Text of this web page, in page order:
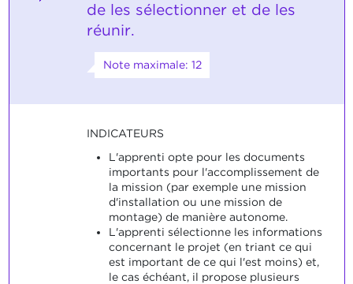
de les sélectionner et de les
réunir.
Note maximale: 12
INDICATEURS
L'apprenti opte pour les documents
importants pour l'accomplissement de
la mission (par exemple une mission
d'installation ou une mission de
montage) de manière autonome.
L'apprenti sélectionne les informations
concernant le projet (en triant ce qui
est important de ce qui l'est moins) et,
le cas échéant, il propose plusieurs